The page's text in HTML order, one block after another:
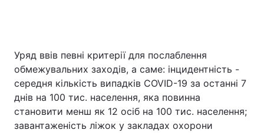
Уряд ввів певні критерії для послаблення
обмежувальних заходів, а саме: інцидентність -
середня кількість випадків COVID-19 за останні 7
днів на 100 тис. населення, яка повинна
становити менш як 12 осіб на 100 тис. населення;
завантаженість ліжок у закладах охорони